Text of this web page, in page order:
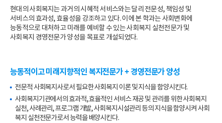
현대의 사회복지는 과거의 시혜적 서비스와는 달리 전문성, 책임성 및
서비스의 효과성, 효율성을 강조하고 있다. 이에 본 학과는 사회변화에
능동적으로 대처하고 미래를 예비할 수 있는 사회복지 실천전문가 및
사회복지 경영전문가 양성을 목표로 개설되었다.
능동적이고 미래지향적인 복지전문가 + 경영전문가 양성
전문적 사회복지사로서 필요한 사회복지 이론 및 지식을 함양시킨다.
사회복지기관에서의 효과적, 효율적인 서비스 재공 및 관리를 위한 사회복지
실천, 사례관리, 프로그램 개발, 사회복지시설관리 등의 지식을 함양시켜 사회
복지 실천전문가로서 능력을 배양시킨다.